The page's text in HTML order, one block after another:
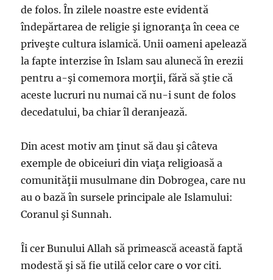
de folos. În zilele noastre este evidentă
îndepărtarea de religie şi ignoranţa în ceea ce
priveşte cultura islamică. Unii oameni apelează
la fapte interzise în Islam sau alunecă în erezii
pentru a-şi comemora morţii, fără să ştie că
aceste lucruri nu numai că nu-i sunt de folos
decedatului, ba chiar îl deranjează.
Din acest motiv am ţinut să dau şi câteva
exemple de obiceiuri din viaţa religioasă a
comunităţii musulmane din Dobrogea, care nu
au o bază în sursele principale ale Islamului:
Coranul şi Sunnah.
Îi cer Bunului Allah să primească această faptă
modestă şi să fie utilă celor care o vor citi.